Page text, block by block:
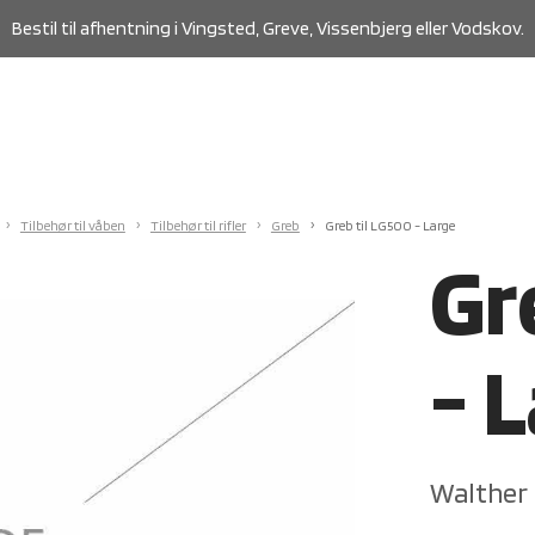
Bestil til afhentning i Vingsted, Greve, Vissenbjerg eller Vodskov.
Tilbehør til våben Tilbehør til rifler Greb Greb til LG500 - Large
-
Walther